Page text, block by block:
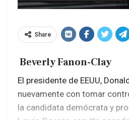
Share
Beverly Fanon-Clay
El presidente de EEUU,
nuevamente con tomar
la candidata demócrata y